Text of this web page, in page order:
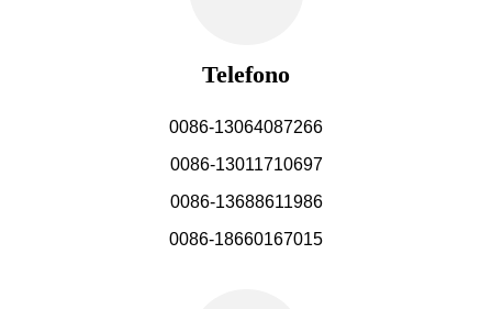
Telefono
0086-13064087266
0086-13011710697
0086-13688611986
0086-18660167015